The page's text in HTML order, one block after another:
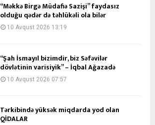
“Məkkə Birgə Müdafiə Sazişi” faydasız
olduğu qədər də təhlükəli ola bilər
10 Avqust 2026 13:19
“Şah İsmayıl bizimdir, biz Səfəvilər
dövlətinin varisiyik” – İqbal Ağazadə
10 Avqust 2026 07:57
Tərkibində yüksək miqdarda yod olan
QİDALAR